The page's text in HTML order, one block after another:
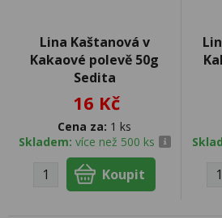
Lina Kaštanová v
Kakaové polevě 50g
Sedita
16 Kč
Cena za: 1 ks
Skladem: více než 500 ks